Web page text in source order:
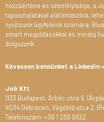
hozzáértése és személyisége, a
tapasztalatával alátámasztva,
nyújtsunk ügyfeleink számára.
smart megoldásokkal és mindig
dolgozunk.
Kövessen bennünket a LinkedIn-
Job Kft.
1133 Budapest, Árbóc utca 6.
4034 Debrecen, Vágóhíd utca 2.
Telefonszám: +36 1 239 9922